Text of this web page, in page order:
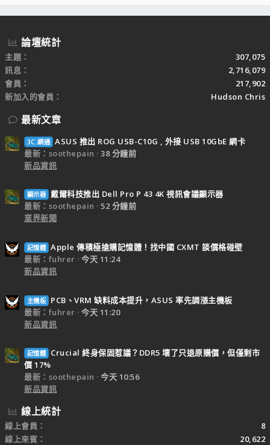
S
論壇統計
主題
307,075
訊息
2,716,079
會員
217,902
新加入的會員
Hudson Chris
最新文章
3C.網通 ASUS 推出 ROG USB-C10G , 外接 USB 10GbE 網卡
最新：soothepain
38 分鐘前
新品資訊
顯示器 戴爾科技推出 Dell Pro P 43 4K 視訊會議顯示器
最新：soothepain
52 分鐘前
業界新聞
記憶體 Apple 傳積極搶購記憶體！找中國 CXMT 談價格碰壁
最新：fuhrer
今天 11:24
新品資訊
主機板
PCB、VRM 缺料成本提升，ASUS 率先調漲主機板
最新：fuhrer
今天 11:20
新品資訊
記憶體
Crucial 終身保固惹議？DDR5 壞了只退原購價，但僅剩市
價 17%
最新：soothepain
今天 10:56
新品資訊
線上統計
線上會員
8
線上來賓
20,622